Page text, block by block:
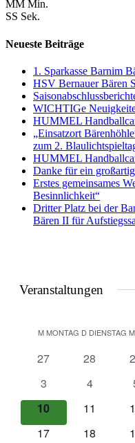
MM Min.
SS Sek.
Neueste Beiträge
1. Sparkasse Barnim
HSV Bernauer Bären
WICHTIGe
HUMMEL
„Einsatzort
zum 2.
HUMMEL
Danke für ein
Erstes gemeinsames
Besinnlichkeit“
Dritter Platz bei der
Bären II für
Veranstaltungen
Kalender
von
MMONTAG D DIENSTAG M
0
27
0
28
0
0
Veranstaltungen
3
0
4
0
Veranstaltungen
10
0
11
0
0
17
0
18
0